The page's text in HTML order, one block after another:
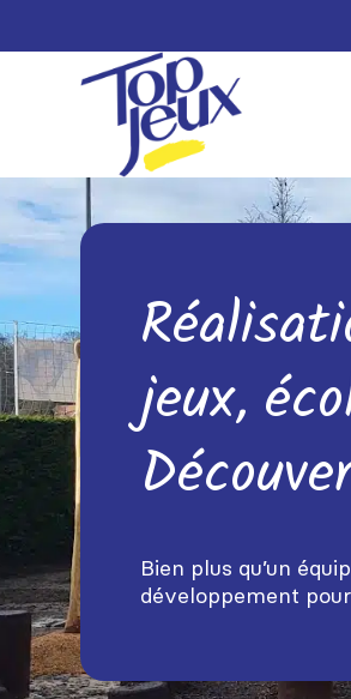
jeux,
Bien plus qu’un
développement